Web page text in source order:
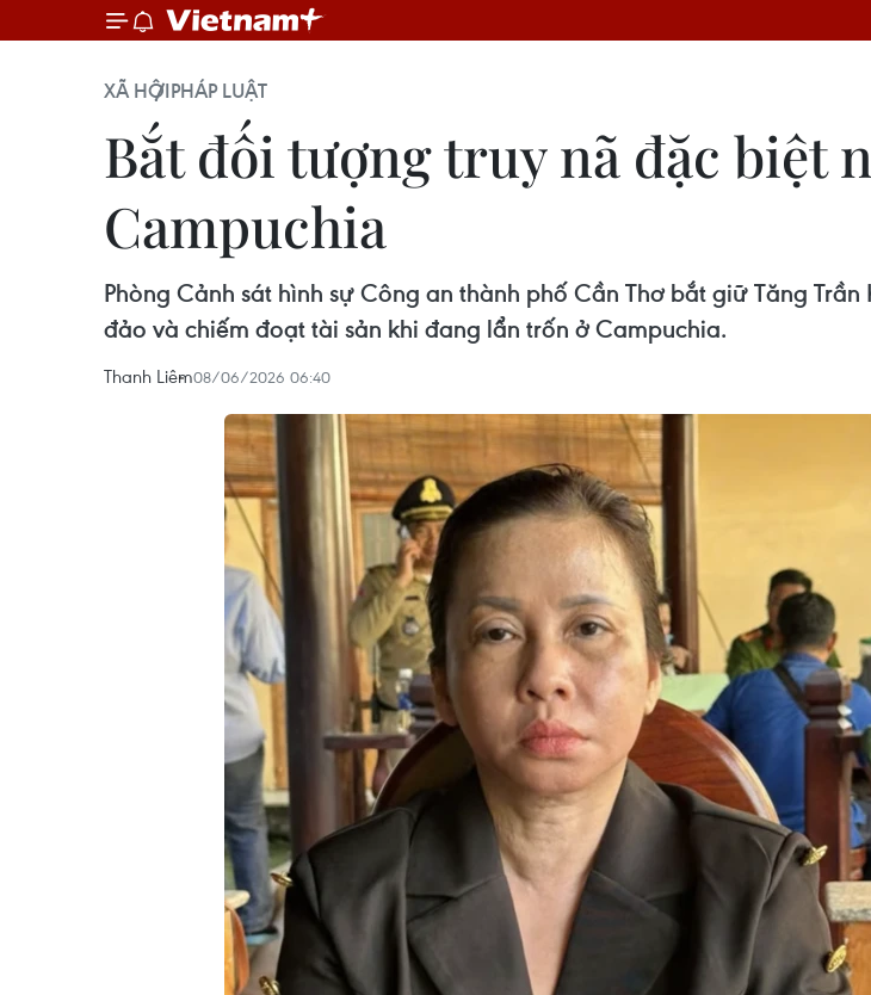
XÃ HỘIPHÁP LUẬT
Bắt đối tượng truy nã đặc biệt
Campuchia
Phòng Cảnh sát hình sự Công an thành phố Cần Thơ bắt giữ Tăng
đảo và chiếm đoạt tài sản khi đang lẩn trốn ở Campuchia.
Thanh Liêm08/06/2026 06:40